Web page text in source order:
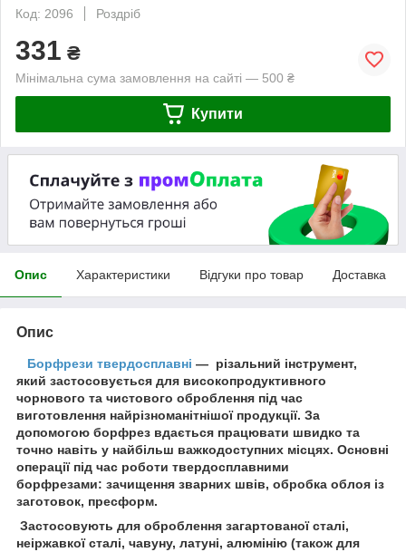
Код: 2096
Роздріб
331 ₴
Мінімальна сума замовлення на сайті — 500 ₴
Купити
Опис Характеристики Відгуки про товар Доставка
Опис
Борфрези твердосплавні — різальний інструмент,
який застосовується для високопродуктивного
чорнового та чистового оброблення під час
виготовлення найрізноманітнішої продукції. За
допомогою борфрез вдається працювати швидко та
точно навіть у найбільш важкодоступних місцях. Основні
операції під час роботи твердосплавними
борфрезами: зачищення зварних швів, обробка облоя із
заготовок, пресформ.
Застосовують для оброблення загартованої сталі,
неіржавкої сталі, чавуну, латуні, алюмінію (також для